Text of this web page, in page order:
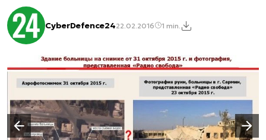
CyberDefence2422.02.2016 1 min.
Poprzedni slajd
Następny slajd